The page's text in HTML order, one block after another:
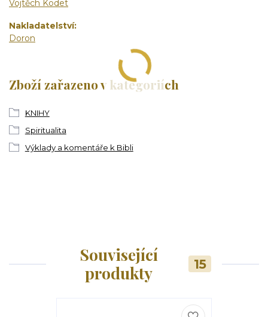
Vojtěch Kodet
Nakladatelství
Doron
Zboží zařazeno v kategoriích
KNIHY
Spiritualita
Výklady a komentáře k Bibli
Související
produkty
15